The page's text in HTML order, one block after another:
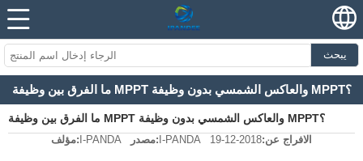
يبحث
ما الفرق بين وظيفة MPPT والعاكس الشمسي بدون وظيفة MPPT؟
ما الفرق بين وظيفة MPPT والعاكس الشمسي بدون وظيفة MPPT؟
مؤلف: I-PANDA مصدر: I-PANDA الافراج عن:2018-12-19